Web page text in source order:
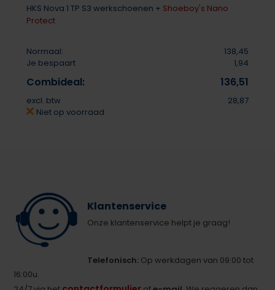
HKS Nova 1 TP S3 werkschoenen + Shoeboy's Nano
Protect
Normaal:
138,45
Je bespaart
1,94
Combideal: 136,51
excl. btw
28,87
Niet op voorraad
Klantenservice
Onze klantenservice helpt je graag!
Telefonisch: Op werkdagen van 09:00 tot
16:00u.